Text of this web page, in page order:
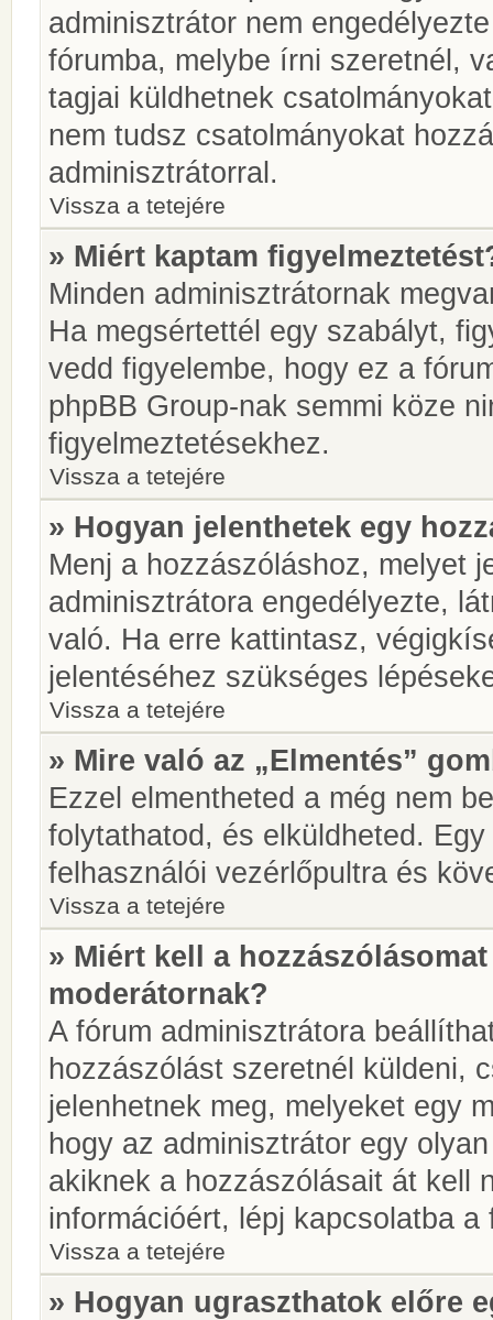
adminisztrátor nem
fórumba, melybe írni szeretnél,
tagjai küldhetnek
nem tudsz csatolmányokat
adminisztrátorral.
Vissza a tetejére
» Miért kaptam
Minden adminisztrátornak
Ha megsértettél egy szabályt,
vedd figyelembe, hogy ez a
phpBB Group-nak semmi köze
figyelmeztetésekhez.
Vissza a tetejére
» Hogyan jelenthetek egy
Menj a hozzászóláshoz, melyet
adminisztrátora engedélyezte,
való. Ha erre kattintasz,
jelentéséhez szükséges
Vissza a tetejére
» Mire való az „Elmentés”
Ezzel elmentheted a még nem
folytathatod, és elküldheted.
felhasználói vezérlőpultra és
Vissza a tetejére
» Miért kell a
moderátornak?
A fórum adminisztrátora
hozzászólást szeretnél küldeni,
jelenhetnek meg, melyeket egy
hogy az adminisztrátor egy
akiknek a hozzászólásait át kell
információért, lépj kapcsolatba
Vissza a tetejére
» Hogyan ugraszthatok előre